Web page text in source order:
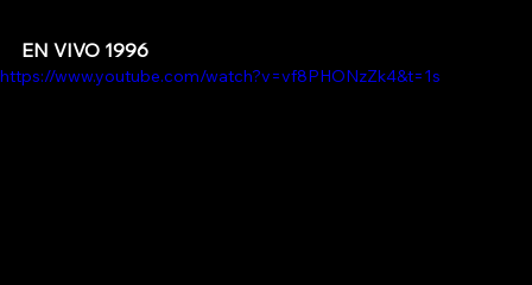
EN VIVO 1996
https://www.youtube.com/watch?v=vf8PHONzZk4&t=1s